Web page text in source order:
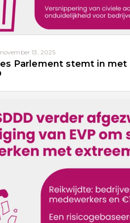
november 13, 2025
Parlement stemt in met